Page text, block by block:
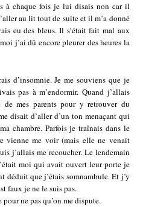
à chaque fois je lui disais non car il
au lit tout de suite et il m’a donné
eu des bleus. Il s’était fait mal aux
j’ai dû encore pleurer des heures la
d’insomnie. Je me souviens que je
pas à m’endormir. Quand j’allais
mes parents pour y retrouver du
disait d’aller d’un ton menaçant qui
chambre. Parfois je traînais dans le
vienne me voir (mais elle ne venait
j’allais me recoucher. Le lendemain
moi qui avait ouvert leur porte je
déduit que j’étais somnambule. Et j’y
faux je ne le suis pas.
ne pas qu’on me dispute.